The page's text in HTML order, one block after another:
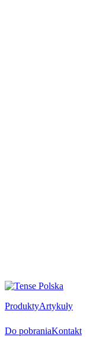
ProduktyArtykuły
Do pobraniaKontakt